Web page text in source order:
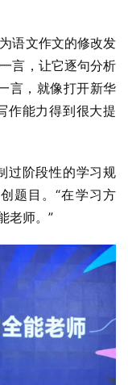
语文作文的修改发
言，让它逐句分析
言，就像打开新华
作能力得到很大提
过阶段性的学习规
题目。“在学习方
老师。”